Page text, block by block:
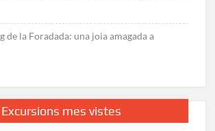
de la Foradada: una joia amagada a
Excursions mes vistes